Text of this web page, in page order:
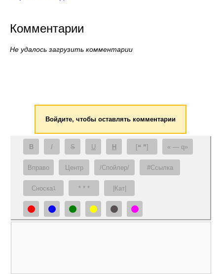
Комментарии
Не удалось загрузить комментарии
Войдите, чтобы оставлять комментарии
B I S U H [❝ ❞] — q
Вправо Центр /Спойлер/ #Ссылка
Сноска1 * * * |Кат|